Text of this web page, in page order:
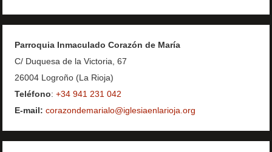
Parroquia Inmaculado Corazón de María
C/ Duquesa de la Victoria, 67
26004 Logroño (La Rioja)
Teléfono:+34 941 231 042
E-mail: corazondemarialo@iglesiaenlarioja.org